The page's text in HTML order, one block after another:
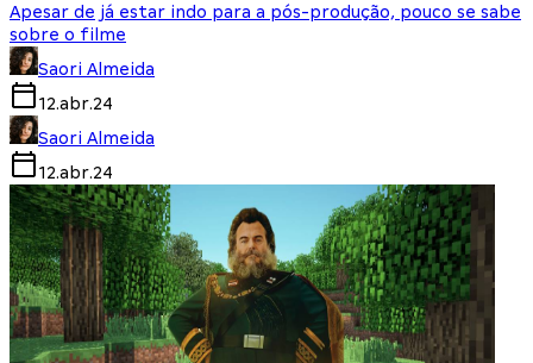
Apesar de já estar indo para a pós-produção, pouco se sabe
sobre o filme
Saori Almeida
12.abr.24
Saori Almeida
12.abr.24